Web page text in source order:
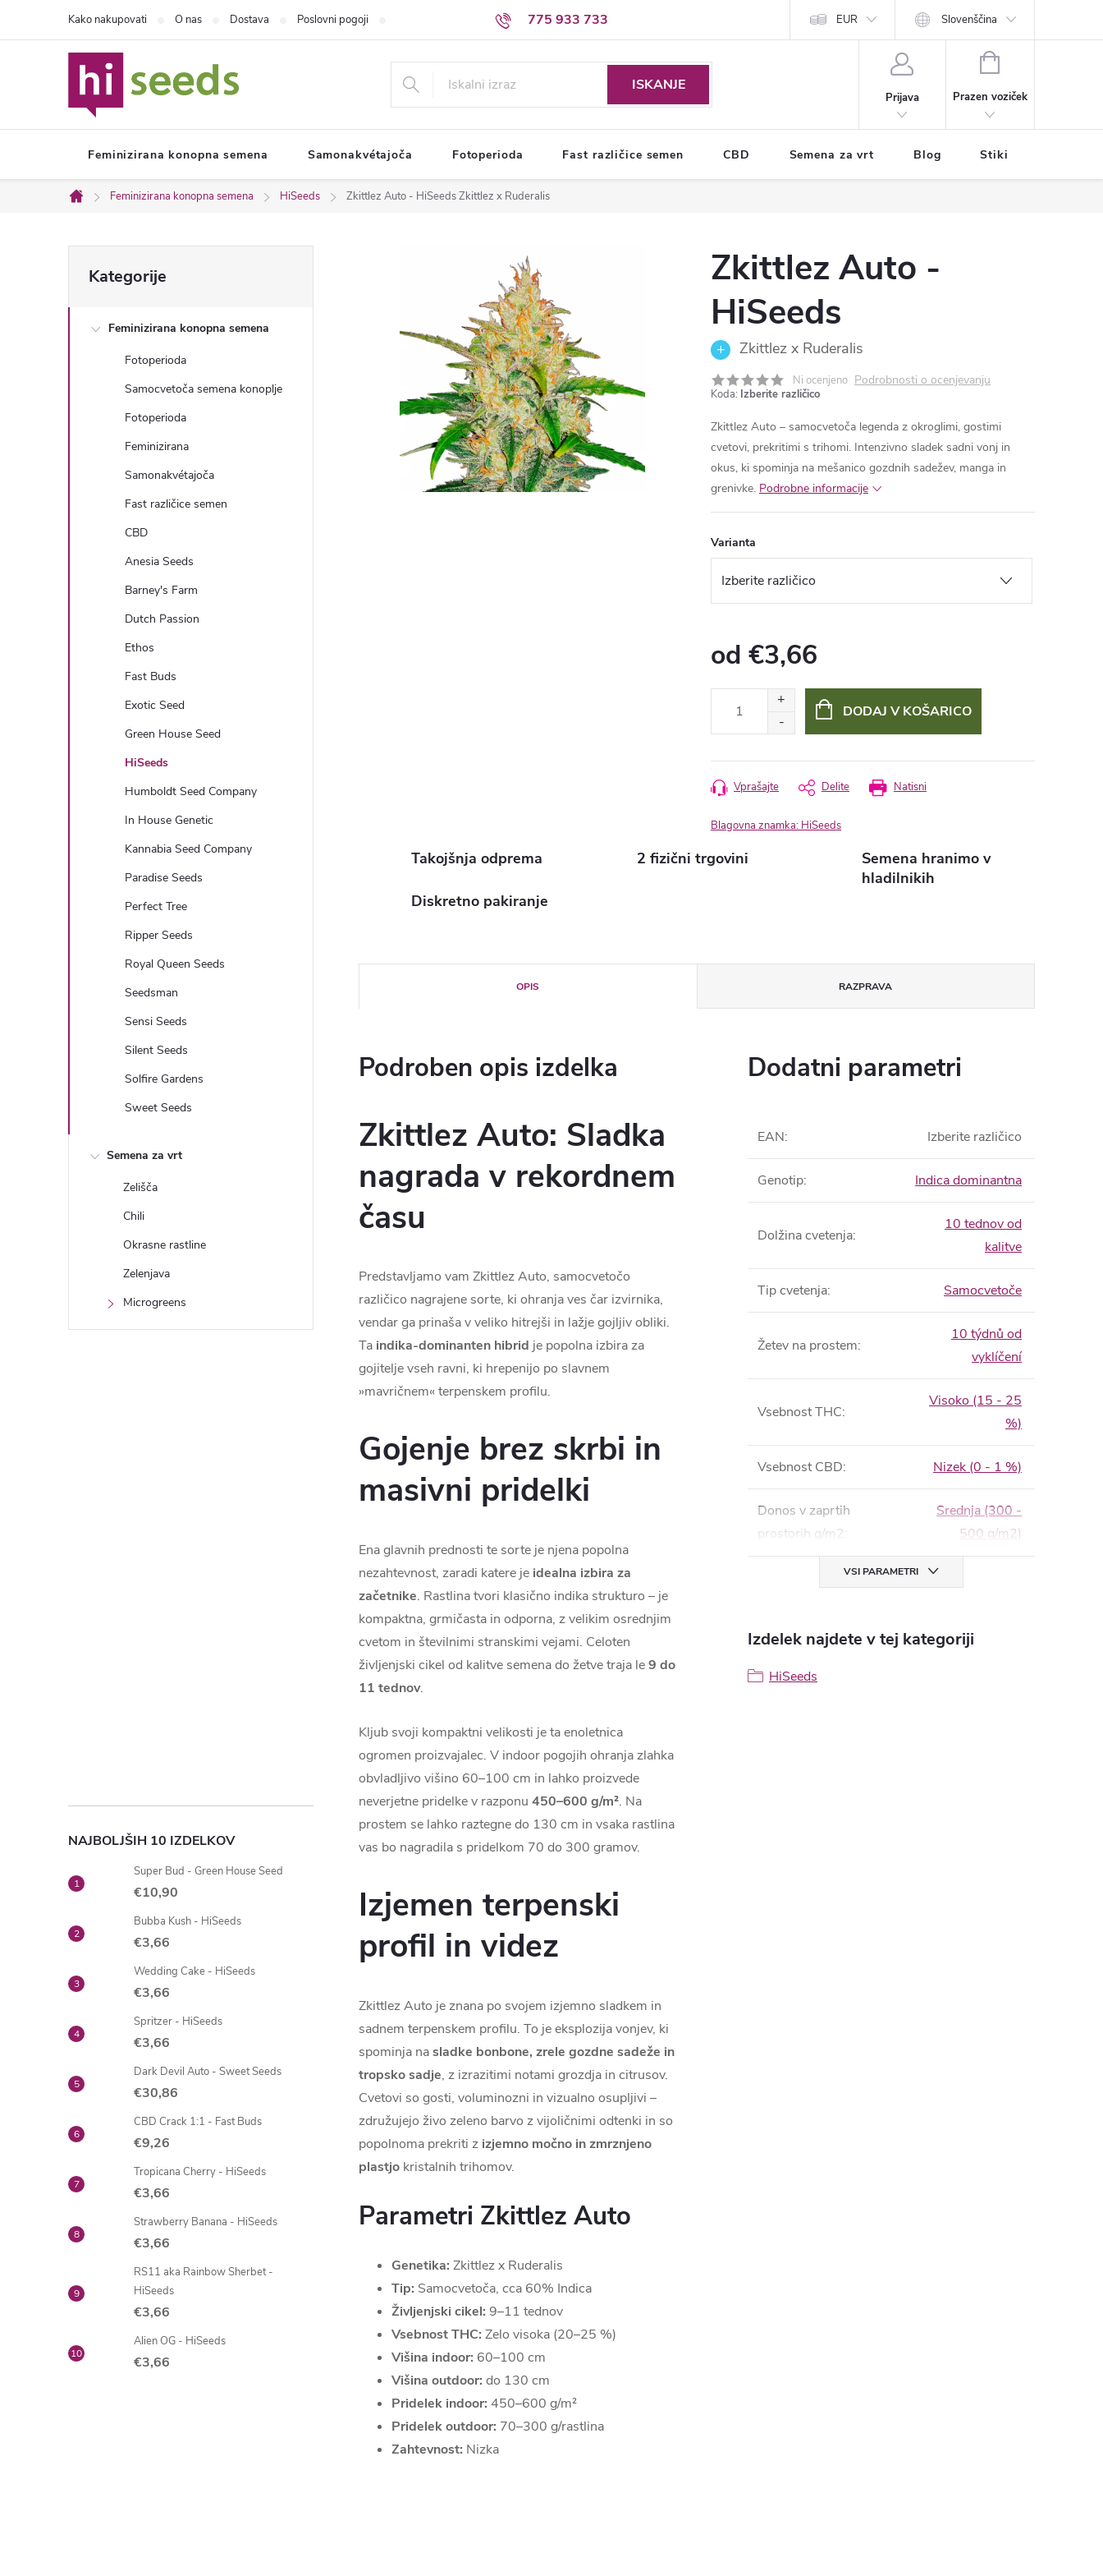
775 933 733
Kako nakupovati O nas Dostava Poslovni pogoji Pogoji varstva osebnih podatkov EUR Slovenščina
ISKANJE
Prijava
NAKUPOVALNI
Prazen voziček
Feminizirana konopna semena Samonakvétajoča Fotoperioda Fast različice semen CBD Semena za vrt Blog Stiki
Domača
Feminizirana konopna semena HiSeeds Zkittlez Auto - HiSeedsZkittlez x Ruderalis
t
kategorije
Kategorije
Feminizirana konopna semena
Fotoperioda
Samocvetoča semena konoplje
Fotoperioda
Feminizirana
Samonakvétajoča
Fast različice semen
CBD
Anesia Seeds
Barney's Farm
Dutch Passion
Ethos
Fast Buds
Exotic Seed
Green House Seed
HiSeeds
Humboldt Seed Company
In House Genetic
Kannabia Seed Company
Paradise Seeds
Perfect Tree
Ripper Seeds
Royal Queen Seeds
Seedsman
Sensi Seeds
Silent Seeds
Solfire Gardens
Sweet Seeds
Semena za vrt
Zelišča
Chili
Okrasne rastline
Zelenjava
Microgreens
NAJBOLJŠIH 10 IZDELKOV
Super Bud - Green House Seed
€10,90
Bubba Kush - HiSeeds
€3,66
Wedding Cake - HiSeeds
€3,66
Spritzer - HiSeeds
€3,66
Dark Devil Auto - Sweet Seeds
€30,86
CBD Crack 1:1 - Fast Buds
€9,26
Tropicana Cherry - HiSeeds
€3,66
Strawberry Banana - HiSeeds
€3,66
RS11 aka Rainbow Sherbet -
HiSeeds
€3,66
Alien OG - HiSeeds
€3,66
Zkittlez Auto -
HiSeeds
Zkittlez x Ruderalis
Ni ocenjeno Podrobnosti o ocenjevanju
Koda: Izberite različico
Zkittlez Auto – samocvetoča legenda z okroglimi, gostimi
cvetovi, prekritimi s trihomi. Intenzivno sladek sadni vonj in
okus, ki spominja na mešanico gozdnih sadežev, manga in
grenivke. Podrobne informacije
Varianta
od €3,66
DODAJ V KOŠARICO
Natisni
Vprašajte Delite
Blagovna znamka: HiSeeds
Takojšnja odprema 2 fizični trgovini
Semena hranimo v
hladilnikih
Diskretno pakiranje
OPIS RAZPRAVA
Podroben opis izdelka
Zkittlez Auto: Sladka
nagrada v rekordnem
času
Predstavljamo vam Zkittlez Auto, samocvetočo
različico nagrajene sorte, ki ohranja ves čar izvirnika,
vendar ga prinaša v veliko hitrejši in lažje gojljiv obliki.
Ta indika-dominanten hibrid je popolna izbira za
gojitelje vseh ravni, ki hrepenijo po slavnem
»mavričnem« terpenskem profilu.
Gojenje brez skrbi in
masivni pridelki
Ena glavnih prednosti te sorte je njena popolna
nezahtevnost, zaradi katere je idealna izbira za
začetnike. Rastlina tvori klasično indika strukturo – je
kompaktna, grmičasta in odporna, z velikim osrednjim
cvetom in številnimi stranskimi vejami. Celoten
življenjski cikel od kalitve semena do žetve traja le9 do
11 tednov.
Kljub svoji kompaktni velikosti je ta enoletnica
ogromen proizvajalec. V indoor pogojih ohranja zlahka
obvladljivo višino 60–100 cm in lahko proizvede
neverjetne pridelke v razponu 450–600 g/m². Na
prostem se lahko raztegne do 130 cm in vsaka rastlina
vas bo nagradila s pridelkom 70 do 300 gramov.
Izjemen terpenski
profil in videz
Zkittlez Auto je znana po svojem izjemno sladkem in
sadnem terpenskem profilu. To je eksplozija vonjev, ki
spominja nasladke bonbone, zrele gozdne sadeže in
tropsko sadje, z izrazitimi notami grozdja in citrusov.
Cvetovi so gosti, voluminozni in vizualno osupljivi –
združujejo živo zeleno barvo z vijoličnimi odtenki in so
popolnoma prekriti z izjemno močno in zmrznjeno
plastjo kristalnih trihomov.
Parametri Zkittlez Auto
Genetika: Zkittlez x Ruderalis
Tip: Samocvetoča, cca 60% Indica
Življenjski cikel: 9–11 tednov
Vsebnost THC: Zelo visoka (20–25 %)
Višina indoor: 60–100 cm
Višina outdoor: do 130 cm
Pridelek indoor: 450–600 g/m²
Pridelek outdoor: 70–300 g/rastlina
Zahtevnost: Nizka
Dodatni parametri
EAN: Izberite različico
Genotip: Indica dominantna
Dolžina cvetenja:
10 tednov od
kalitve
Tip cvetenja: Samocvetoče
Žetev na prostem:
10 týdnů od
vyklíčení
Vsebnost THC:
Visoko (15 - 25
%)
Vsebnost CBD: Nizek (0 - 1 %)
Donos v zaprtih
prostorih g/m2:
Srednja (300 -
500 g/m2)
VSI PARAMETRI
Izdelek najdete v tej kategoriji
HiSeeds